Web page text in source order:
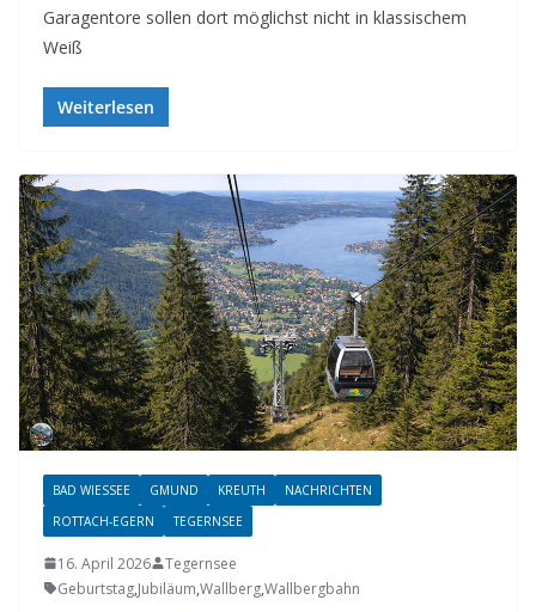
Garagentore sollen dort möglichst nicht in klassischem
Weiß
Weiterlesen
BAD WIESSEE GMUND KREUTH
NACHRICHTEN
ROTTACH-EGERN
TEGERNSEE
16. April 2026
Tegernsee
Geburtstag,Jubiläum,Wallberg,Wallbergbahn